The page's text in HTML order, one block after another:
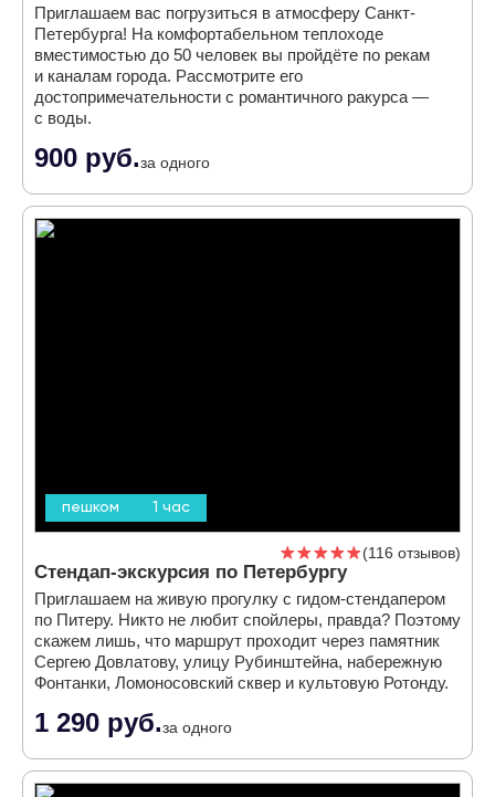
Приглашаем вас погрузиться в атмосферу Санкт-
Петербурга! На комфортабельном теплоходе
вместимостью до 50 человек вы пройдёте по рекам
и каналам города. Рассмотрите его
достопримечательности с романтичного ракурса —
с воды.
900 руб.за одного
пешком 1 час
116 отзывов
Стендап-экскурсия по Петербургу
Приглашаем на живую прогулку с гидом-стендапером
по Питеру. Никто не любит спойлеры, правда? Поэтому
скажем лишь, что маршрут проходит через памятник
Сергею Довлатову, улицу Рубинштейна, набережную
Фонтанки, Ломоносовский сквер и культовую Ротонду.
1 290 руб.за одного